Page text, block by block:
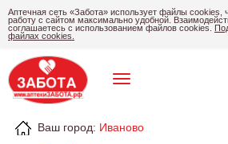
Аптечная сеть «Забота» использует файлы cookies,
работу с сайтом максимально удобной.
соглашаетесь с использованием файлов cookies.
файлах cookies.
Ваш город: Иваново